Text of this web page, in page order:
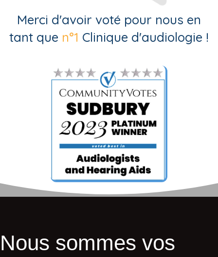
Merci d'avoir voté pour nous en
tant que n°1 Clinique d'audiologie !
Nous sommes vos